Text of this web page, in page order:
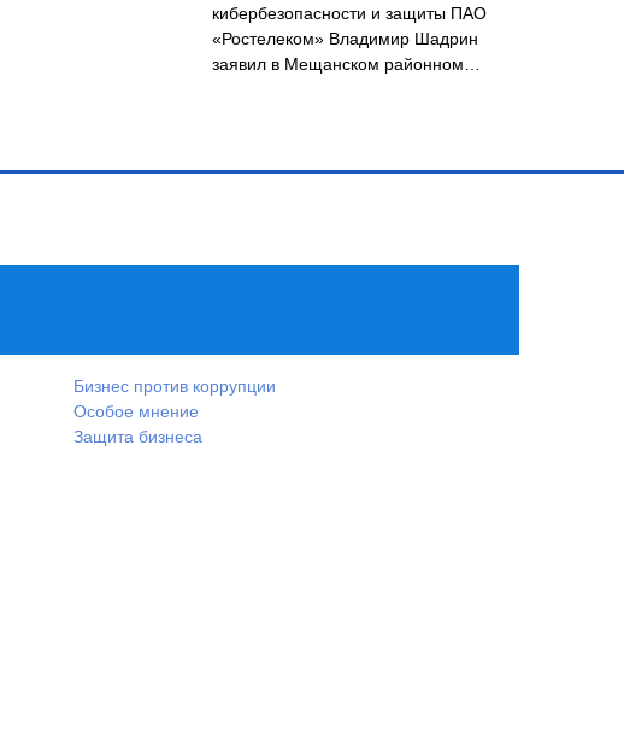
кибербезопасности и защиты ПАО
«Ростелеком» Владимир Шадрин
заявил в Мещанском районном…
Бизнес против коррупции
Особое мнение
Защита бизнеса